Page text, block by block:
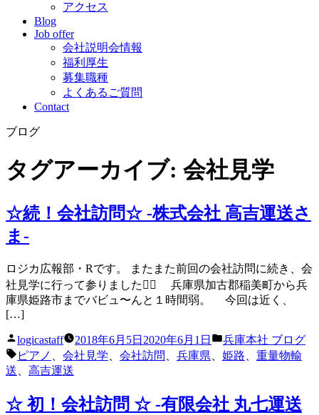
アクセス
Blog
Job offer
会社説明会情報
福利厚生
募集職種
よくあるご質問
Contact
ブログ
タグアーカイブ: 会社見学
☆続！会社訪問☆ -株式会社 高吉運送さ
ま-
ロジカ広報部・Rです。 またまた前回の会社訪問に続き、会
社見学に行って参りました🏃‍♀️ 兵庫県加古郡稲美町から兵
庫県姫路市までバビュ〜んと１時間弱。 今回は近く、
[…]
投
稿
者:
logicastaff 2018年6月5日 2020年6月1日
カ
テ
ー:
兵庫本社 ブログ
タ
グ:
ピアノ 会社見学 会社訪問 兵庫県 姫路
重量物輸
送
高吉運送
☆ 初！会社訪問 ☆ -有限会社 丸七運送